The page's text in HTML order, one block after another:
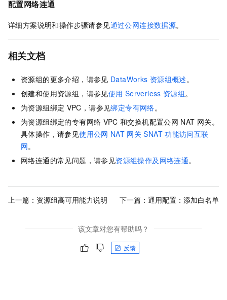
配置网络连通
详细方案说明和操作步骤请参见通过公网连接数据源。
相关文档
资源组的更多介绍，请参见 DataWorks 资源组概述。
创建和使用资源组，请参见使用 Serverless 资源组。
为资源组绑定 VPC，请参见绑定专有网络。
为资源组绑定的专有网络 VPC 和交换机配置公网 NAT 网关。
具体操作，请参见使用公网 NAT 网关 SNAT 功能访问互联
网。
网络连通的常见问题，请参见资源组操作及网络连通。
上一篇： 资源组高可用能力说明 下一篇： 通用配置：添加白名单
该文章对您有帮助吗？
反馈